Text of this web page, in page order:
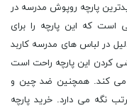
پارچه روپوش مدرسه در
است که این پارچه را برای
در لباس های مدرسه کاربد
کردن این پارچه راحت است
می کند. همچنین ضد چین و
نگه می دارد. خرید پارچه